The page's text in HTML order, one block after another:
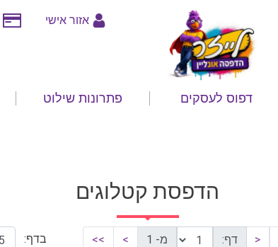
אזור אישי
דפוס לעסקים פתרונות שילוט
הדפסת קטלוגים
< דף: מ- 1 >
>> בדף: